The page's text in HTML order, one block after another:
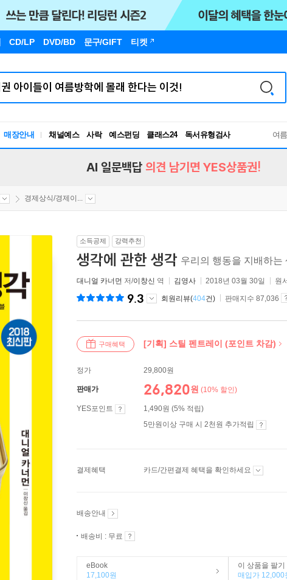
CD/LP DVD/BD 문구/GIFT 티켓
매장안내 채널예스 사락 예스펀딩 클래스24
RBTI Lab
독서유형검사
여
AI 일문백답 의견 남기면 YES상품권!
경제상식/경제이...
소득공제 강력추천
생각에 관한 생각 우리의 행동을 지배하
대니얼 카너먼 저/이창신 역 김영사 2018년 03월 30일 원
9.3 회원리뷰(404건) 판매지수 87,036
구매혜택 [기획] 스틸 펜트레이 (포인트 차감)
정가 29,800원
판매가 26,820원 (10% 할인)
YES포인트
1,490원 (5% 적립)
5만원이상 구매 시 2천원 추가적립
결제혜택 카드/간편결제 혜택을 확인하세요
배송안내
배송비 : 무료
eBook
17,100원
이 상품을 팔기
매입가 12,000